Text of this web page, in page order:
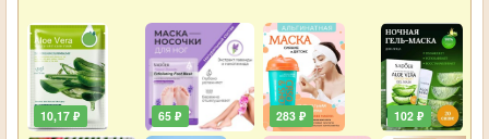
10,17 ₽ 65 ₽ 283 ₽ 102 ₽